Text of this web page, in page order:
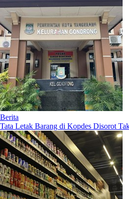
Berita
Tata Letak Barang di Kopdes Disorot